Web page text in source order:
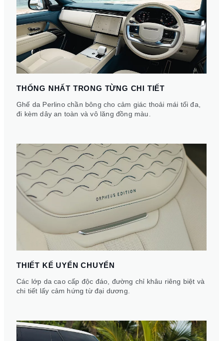
THỐNG NHẤT TRONG TỪNG CHI TIẾT
Ghế da Perlino chần bông cho cảm giác thoải mái tối đa,
đi kèm dây an toàn và vô lăng đồng màu.
THIẾT KẾ UYỂN CHUYỂN
Các lớp da cao cấp độc đáo, đường chỉ khâu riêng biệt và
chi tiết lấy cảm hứng từ đại dương.